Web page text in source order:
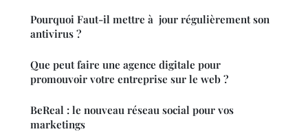
Pourquoi Faut-il mettre à jour régulièrement son
antivirus ?
Que peut faire une agence digitale pour
promouvoir votre entreprise sur le web ?
BeReal : le nouveau réseau social pour vos
marketings